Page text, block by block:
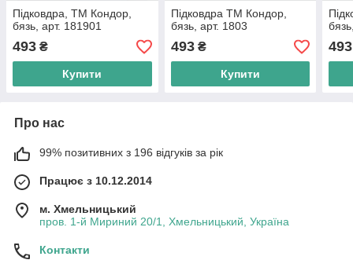
Підковдра, ТМ Кондор,
бязь, арт. 181901
493 ₴
Купити
Підковдра ТМ Кондор,
бязь, арт. 1803
493₴
Купити
493
Про нас
99% позитивних з 196 відгуків за рік
Працює з 10.12.2014
м. Хмельницький
пров. 1-й Мириний 20/1, Хмельницький, Україна
Контакти